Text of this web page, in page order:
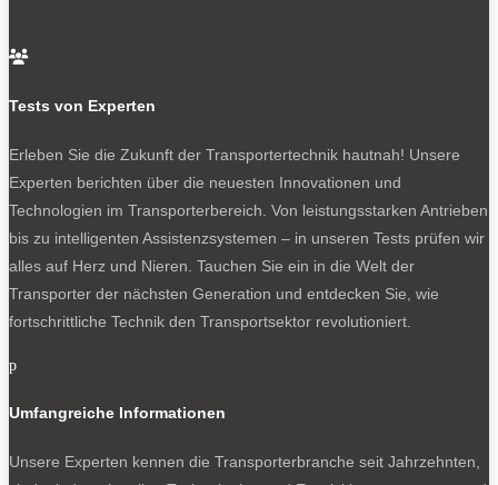

Tests von Experten
Erleben Sie die Zukunft der Transportertechnik hautnah! Unsere
Experten berichten über die neuesten Innovationen und
Technologien im Transporterbereich. Von leistungsstarken Antrieben
bis zu intelligenten Assistenzsystemen – in unseren Tests prüfen wir
alles auf Herz und Nieren. Tauchen Sie ein in die Welt der
Transporter der nächsten Generation und entdecken Sie, wie
fortschrittliche Technik den Transportsektor revolutioniert.
p
Umfangreiche Informationen
Unsere Experten kennen die Transporterbranche seit Jahrzehnten,